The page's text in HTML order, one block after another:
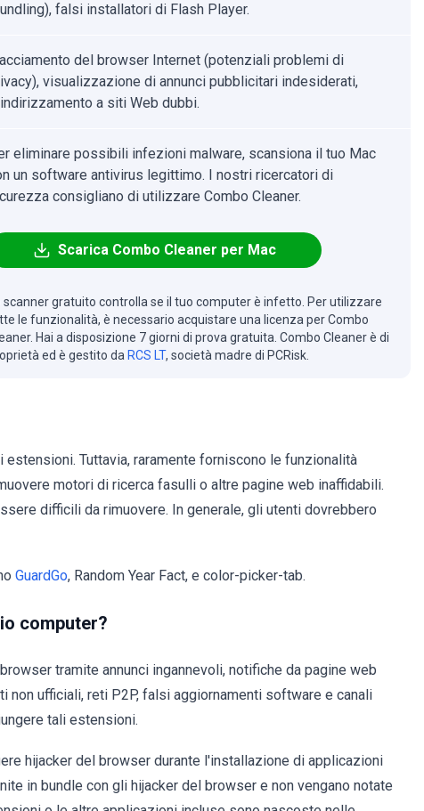
falsi installatori di Flash Player.
del browser Internet (potenziali problemi di
visualizzazione di annunci pubblicitari indesiderati,
a siti Web dubbi.
eliminare possibili infezioni malware, scansiona il tuo Mac
un software antivirus legittimo. I nostri ricercatori di
consigliano di utilizzare Combo Cleaner.
Scarica Combo Cleaner per Mac
scanner gratuito controlla se il tuo computer è infetto. Per utilizzare
le funzionalità, è necessario acquistare una licenza per Combo
Hai a disposizione 7 giorni di prova gratuita. Combo Cleaner è di
ed è gestito da RCS LT, società madre di PCRisk.
Tuttavia, raramente forniscono le funzionalità
motori di ricerca fasulli o altre pagine web inaffidabili.
difficili da rimuovere. In generale, gli utenti dovrebbero
GuardGo, Random Year Fact, e color-picker-tab.
computer?
tramite annunci ingannevoli, notifiche da pagine web
ufficiali, reti P2P, falsi aggiornamenti software e canali
tali estensioni.
hijacker del browser durante l'installazione di applicazioni
in bundle con gli hijacker del browser e non vengano notate